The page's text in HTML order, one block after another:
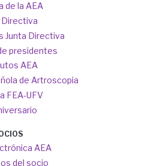
de la AEA
Directiva
Junta Directiva
presidentes
AEA
de Artroscopia
FEA-UFV
AEA
del socio